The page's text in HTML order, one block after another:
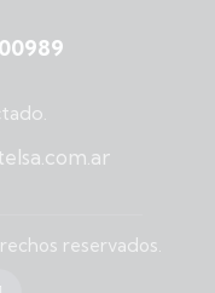
reservados.